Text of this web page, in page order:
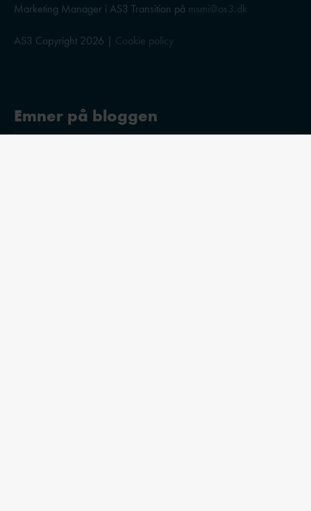
Marketing Manager i AS3 Transition på msmi@as3.dk
AS3 Copyright 2026 | Cookie policy
Emner på bloggen